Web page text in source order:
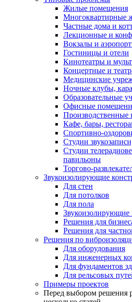
Жилые помещения
Многоквартирные
Частные дома и
Лекционные и
Вокзалы и
Гостиницы и отели
Кинотеатры и
Концертные и
Медицинские
Ночные клубы,
Образовательные
Офисные
Производственные
Кафе, бары,
Спортивно-
Студии
Студии
павильоны
Торгово-
Звукоизолирующие
Для стен
Для потолков
Для пола
Звукоизолирующие
Решения для
Решения для
Решения по
Для оборудования
Для инженерных
Для фундаментов
Для рельсовых
Примеры проектов
Перед выбором решения